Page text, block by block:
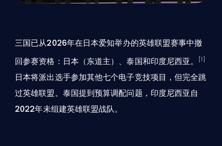
三国已从2026年在日本爱知举办的英雄联盟赛事中撤
回参赛资格：日本（东道主）、泰国和印度尼西亚。
[1]
日本将派出选手参加其他七个电子竞技项目，但完全跳
过英雄联盟。泰国提到预算调配问题，印度尼西亚自
2022年未组建英雄联盟战队。